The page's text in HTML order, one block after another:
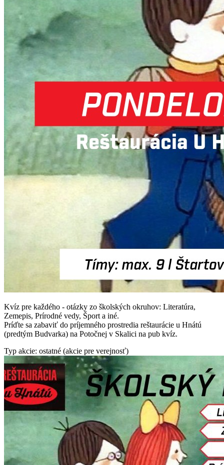
Kvíz pre každého - otázky zo školských okruhov: Literatúra,
Zemepis, Prírodné vedy, Šport a iné.
Príďte sa zabaviť do príjemného prostredia reštaurácie u Hnátú
(predtým Budvarka) na Potočnej v Skalici na pub kvíz.
Typ akcie: ostatné (akcie pre verejnosť)